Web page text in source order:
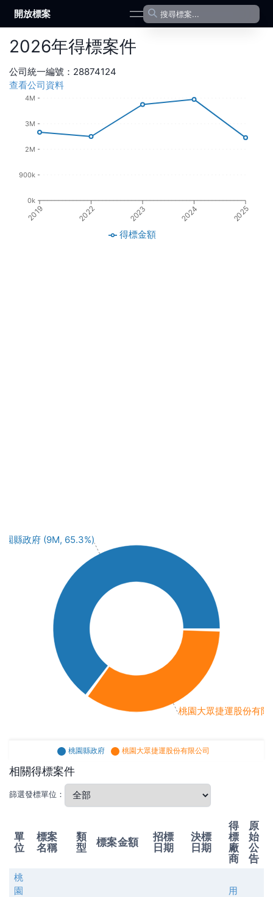
開放標案 open navigation menu
2026年得標案件
公司統一編號： 28874124
查看公司資料
2019 2022 2023 2024 2025
0k
900k
2M
3M
4M
得標金額
園縣政府 (9M, 65.3%)
桃園大眾捷運股份有
桃園縣政府 桃園大眾捷運股份有限公司
相關得標案件
篩選發標單位：
單
位
標案
名稱
類
型
標案金額
招標
日期
決標
日期
得
標
廠
商
原
始
公
告
桃
園
用